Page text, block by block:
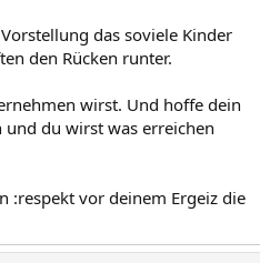
das soviele Kinder
den Rücken runter.
wirst. Und hoffe dein
du wirst was erreichen
:respekt vor deinem Ergeiz die